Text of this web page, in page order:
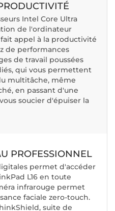
Intel Core Ultra
de l'ordinateur
fait appel à la productivité
de performances
de travail poussées
qui vous permettent
multitâche, même
en passant d'une
soucier d'épuiser la
PROFESSIONNEL
permet d'accéder
L16 en toute
infrarouge permet
faciale zero-touch.
suite de